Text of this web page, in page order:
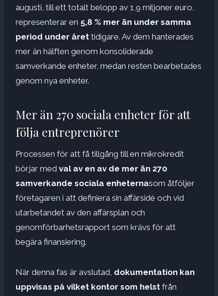
augusti, till ett totalt belopp av 1,9 miljoner euro,
representerar en 5,8 % mer än under samma
period under året tidigare. Av dem hanterades
mer än hälften genom konsoliderade
samverkande enheter, medan resten bearbetades
genom nya enheter.
Mer än 270 sociala enheter för att
följa entreprenörer
Processen för att få tillgång till en mikrokredit
börjar med val av en av de mer än 270
samverkande sociala enheternasom åtföljer
företagaren i att definiera sin affärsidé och vid
utarbetandet av den affärsplan och
genomförbarhetsrapport som krävs för att
begära finansiering.
När denna fas är avslutad, dokumentation kan
uppvisas på vilket kontor som helst från